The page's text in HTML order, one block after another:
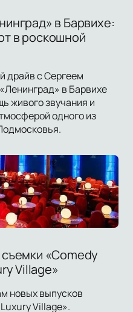
в Барвихе:
в роскошной
драйв с Сергеем
в Барвихе
живого звучания и
одного из
«Comedy
Village»
новых выпусков
Village».